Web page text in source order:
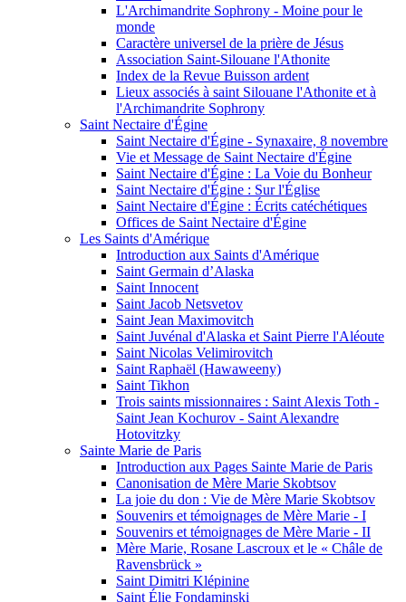
L'Archimandrite Sophrony - Moine pour le
monde
Caractère universel de la prière de Jésus
Association Saint-Silouane l'Athonite
Index de la Revue Buisson ardent
Lieux associés à saint Silouane l'Athonite et à
l'Archimandrite Sophrony
Saint Nectaire d'Égine
Saint Nectaire d'Égine - Synaxaire, 8 novembre
Vie et Message de Saint Nectaire d'Égine
Saint Nectaire d'Égine : La Voie du Bonheur
Saint Nectaire d'Égine : Sur l'Église
Saint Nectaire d'Égine : Écrits catéchétiques
Offices de Saint Nectaire d'Égine
Les Saints d'Amérique
Introduction aux Saints d'Amérique
Saint Germain d’Alaska
Saint Innocent
Saint Jacob Netsvetov
Saint Jean Maximovitch
Saint Juvénal d'Alaska et Saint Pierre l'Aléoute
Saint Nicolas Velimirovitch
Saint Raphaël (Hawaweeny)
Saint Tikhon
Trois saints missionnaires : Saint Alexis Toth -
Saint Jean Kochurov - Saint Alexandre
Hotovitzky
Sainte Marie de Paris
Introduction aux Pages Sainte Marie de Paris
Canonisation de Mère Marie Skobtsov
La joie du don : Vie de Mère Marie Skobtsov
Souvenirs et témoignages de Mère Marie - I
Souvenirs et témoignages de Mère Marie - II
Mère Marie, Rosane Lascroux et le « Châle de
Ravensbrück »
Saint Dimitri Klépinine
Saint Élie Fondaminski